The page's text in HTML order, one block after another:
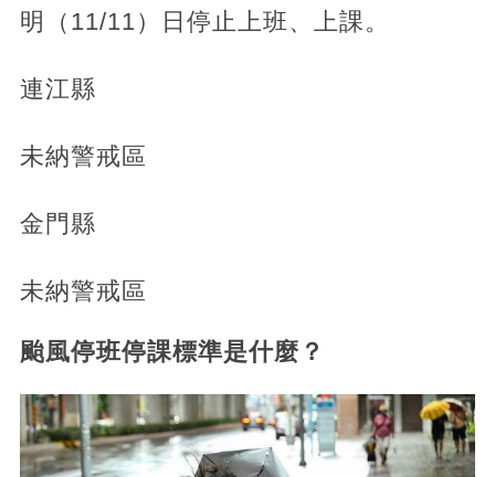
明（11/11）日停止上班、上課。
連江縣
未納警戒區
金門縣
未納警戒區
颱風停班停課標準是什麼？